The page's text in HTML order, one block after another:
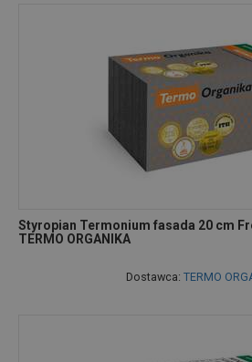
Styropian Termonium fasada 20 cm
TERMO ORGANIKA
Dostawca: TERMO